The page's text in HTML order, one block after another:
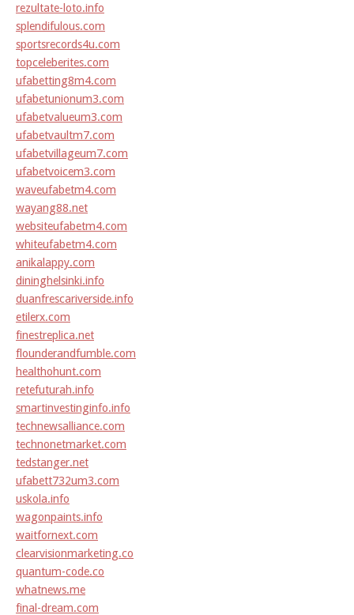
rezultate-loto.info
splendifulous.com
sportsrecords4u.com
topceleberites.com
ufabetting8m4.com
ufabetunionum3.com
ufabetvalueum3.com
ufabetvaultm7.com
ufabetvillageum7.com
ufabetvoicem3.com
waveufabetm4.com
wayang88.net
websiteufabetm4.com
whiteufabetm4.com
anikalappy.com
dininghelsinki.info
duanfrescariverside.info
etilerx.com
finestreplica.net
flounderandfumble.com
healthohunt.com
retefuturah.info
smartinvestinginfo.info
technewsalliance.com
technonetmarket.com
tedstanger.net
ufabett732um3.com
uskola.info
wagonpaints.info
waitfornext.com
clearvisionmarketing.co
quantum-code.co
whatnews.me
final-dream.com